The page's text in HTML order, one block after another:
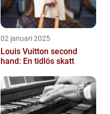
02 januari 2025
Louis Vuitton second
hand: En tidlös skatt